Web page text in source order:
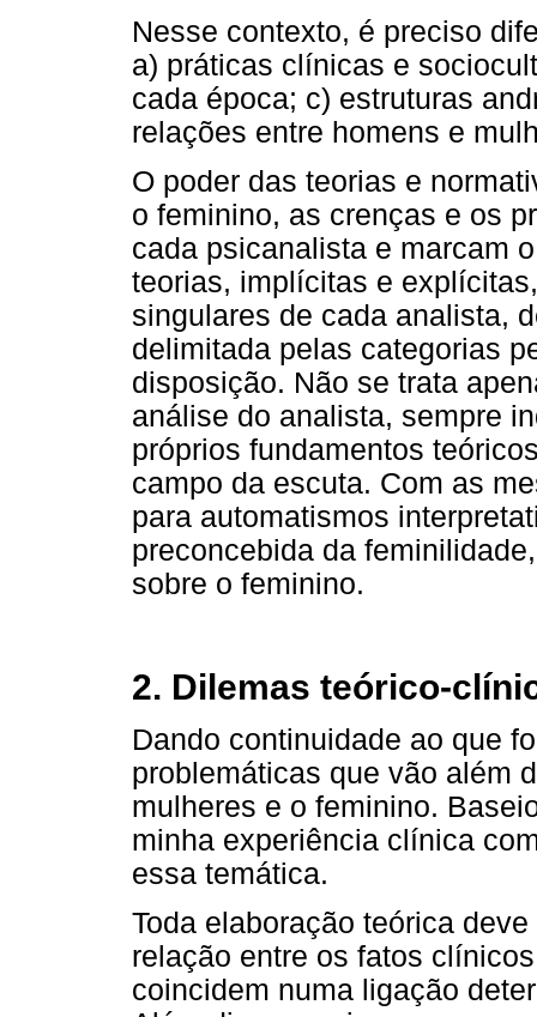
Nesse contexto, é preciso
a) práticas clínicas e
cada época; c) estruturas
relações entre homens e
O poder das teorias e
o feminino, as crenças e os
cada psicanalista e marcam
teorias, implícitas e
singulares de cada analista,
delimitada pelas categorias
disposição. Não se trata
análise do analista, sempre
próprios fundamentos
campo da escuta. Com as
para automatismos
preconcebida da
sobre o feminino.
2. Dilemas teórico-
Dando continuidade ao que
problemáticas que vão além
mulheres e o feminino.
minha experiência clínica
essa temática.
Toda elaboração teórica
relação entre os fatos
coincidem numa ligação